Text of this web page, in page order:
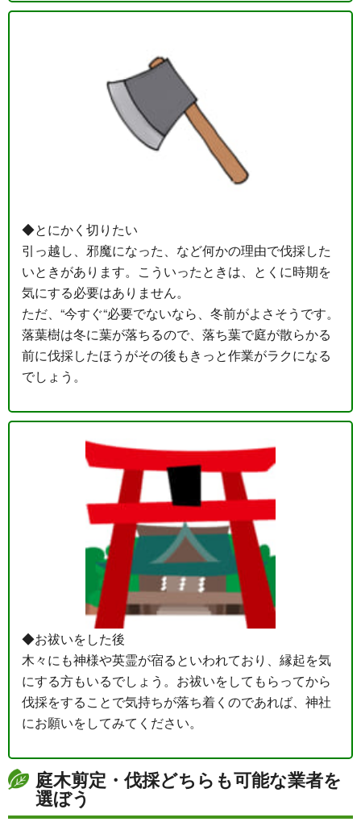
◆とにかく切りたい
引っ越し、邪魔になった、など何かの理由で伐採した
いときがあります。こういったときは、とくに時期を
気にする必要はありません。
ただ、“今すぐ“必要でないなら、冬前がよさそうです。
落葉樹は冬に葉が落ちるので、落ち葉で庭が散らかる
前に伐採したほうがその後もきっと作業がラクになる
でしょう。
◆お祓いをした後
木々にも神様や英霊が宿るといわれており、縁起を気
にする方もいるでしょう。お祓いをしてもらってから
伐採をすることで気持ちが落ち着くのであれば、神社
にお願いをしてみてください。
庭木剪定・伐採どちらも可能な業者を
選ぼう